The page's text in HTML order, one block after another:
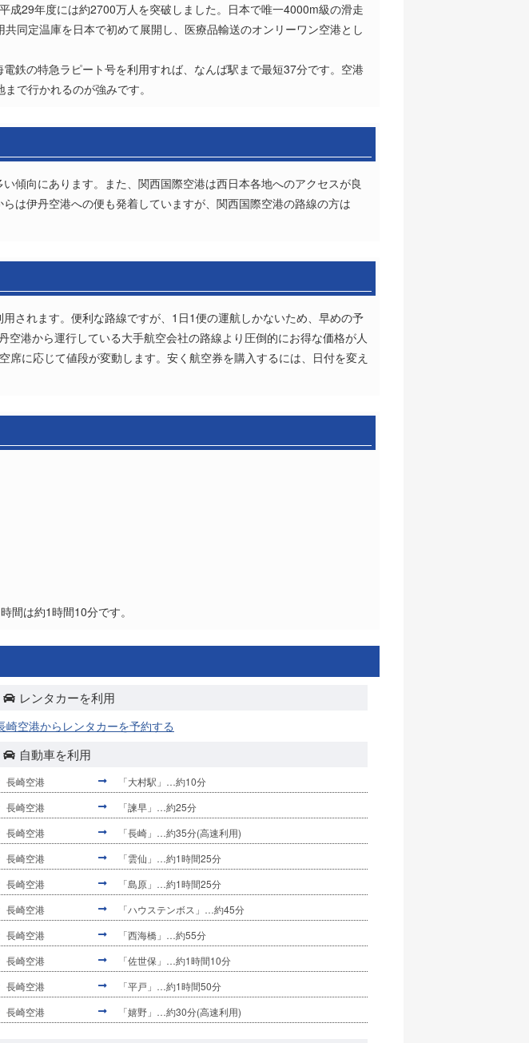
29年度には約2700万人を突破しました。日本で唯一4000m級の滑走
同定温庫を日本で初めて展開し、医療品輸送のオンリーワン空港とし
鉄の特急ラピート号を利用すれば、なんば駅まで最短37分です。空港
で行かれるのが強みです。
傾向にあります。また、関西国際空港は西日本各地へのアクセスが良
は伊丹空港への便も発着していますが、関西国際空港の路線の方は
されます。便利な路線ですが、1日1便の運航しかないため、早めの予
港から運行している大手航空会社の路線より圧倒的にお得な価格が人
に応じて値段が変動します。安く航空券を購入するには、日付を変え
間は約1時間10分です。
レンタカーを利用
崎空港からレンタカーを予約する
自動車を利用
長崎空港
「大村駅」…約10分
長崎空港
「諫早」…約25分
長崎空港
「長崎」…約35分(高速利用)
長崎空港
「雲仙」…約1時間25分
長崎空港
「島原」…約1時間25分
長崎空港
「ハウステンボス」…約45分
長崎空港
「西海橋」…約55分
長崎空港
「佐世保」…約1時間10分
長崎空港
「平戸」…約1時間50分
長崎空港
「嬉野」…約30分(高速利用)